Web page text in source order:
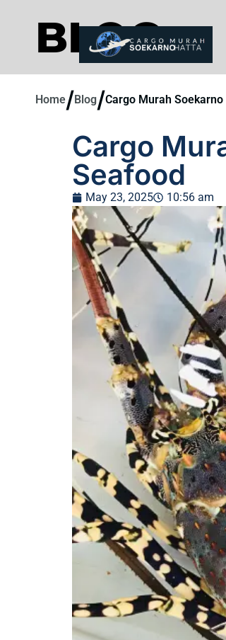
BLOG
Home/Blog/Cargo Murah
Cargo
Seafood
May 23, 2025 10:56 am